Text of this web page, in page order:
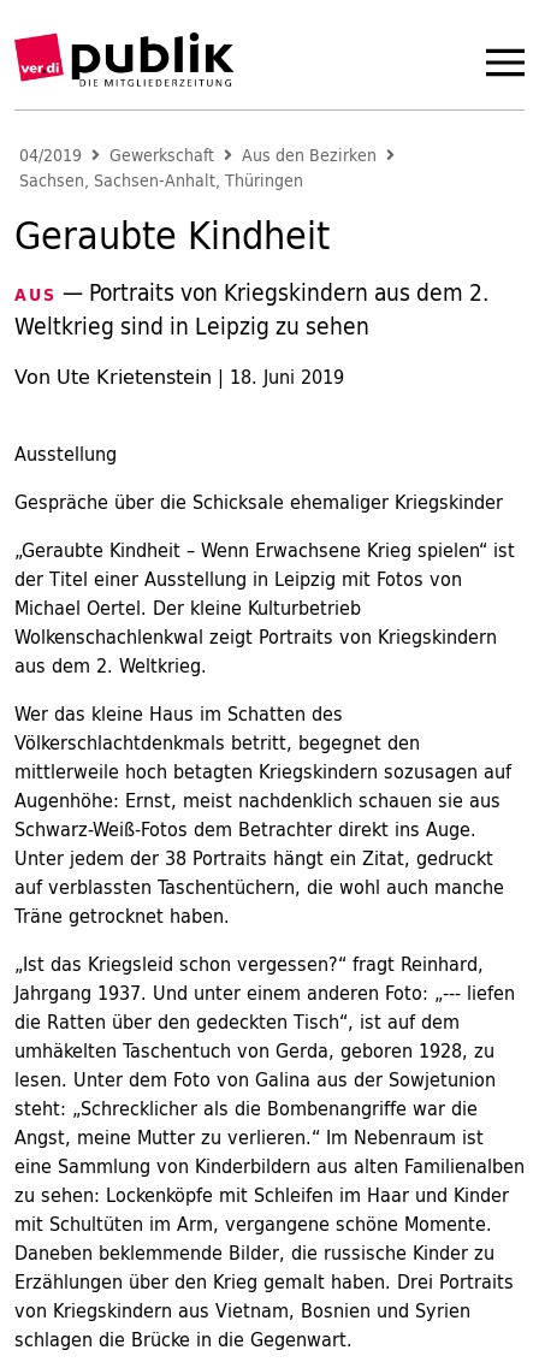
04/2019 Gewerkschaft
Aus den Bezirken
Sachsen, Sachsen-Anhalt, Thüringen
Geraubte Kindheit
AUS — Portraits von Kriegskindern aus dem 2.
Weltkrieg sind in Leipzig zu sehen
Von Ute Krietenstein | 18. Juni 2019
Ausstellung
Gespräche über die Schicksale ehemaliger Kriegskinder
„Geraubte Kindheit – Wenn Erwachsene Krieg spielen“ ist
der Titel einer Ausstellung in Leipzig mit Fotos von
Michael Oertel. Der kleine Kulturbetrieb
Wolkenschachlenkwal zeigt Portraits von Kriegskindern
aus dem 2. Weltkrieg.
Wer das kleine Haus im Schatten des
Völkerschlachtdenkmals betritt, begegnet den
mittlerweile hoch betagten Kriegskindern sozusagen auf
Augenhöhe: Ernst, meist nachdenklich schauen sie aus
Schwarz-Weiß-Fotos dem Betrachter direkt ins Auge.
Unter jedem der 38 Portraits hängt ein Zitat, gedruckt
auf verblassten Taschentüchern, die wohl auch manche
Träne getrocknet haben.
„Ist das Kriegsleid schon vergessen?“ fragt Reinhard,
Jahrgang 1937. Und unter einem anderen Foto: „--- liefen
die Ratten über den gedeckten Tisch“, ist auf dem
umhäkelten Taschentuch von Gerda, geboren 1928, zu
lesen. Unter dem Foto von Galina aus der Sowjetunion
steht: „Schrecklicher als die Bombenangriffe war die
Angst, meine Mutter zu verlieren.“ Im Nebenraum ist
eine Sammlung von Kinderbildern aus alten Familienalben
zu sehen: Lockenköpfe mit Schleifen im Haar und Kinder
mit Schultüten im Arm, vergangene schöne Momente.
Daneben beklemmende Bilder, die russische Kinder zu
Erzählungen über den Krieg gemalt haben. Drei Portraits
von Kriegskindern aus Vietnam, Bosnien und Syrien
schlagen die Brücke in die Gegenwart.